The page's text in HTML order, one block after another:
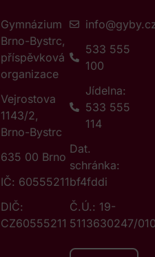
Gymnázium
Brno-Bystrc,
příspěvková
organizace
Vejrostova
1143/2,
Brno-Bystrc
635 00 Brno
IČ: 60555211
DIČ:
CZ60555211
533 555
100
Jídelna:
533 555
114
Dat.
schránka:
bf4fddi
Č.Ú.: 19-
5113630247/